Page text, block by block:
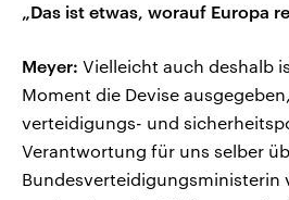
„Das ist etwas, worauf Europa
Meyer: Vielleicht auch deshalb
Moment die Devise
verteidigungs- und
Verantwortung für uns selber
Bundesverteidigungsministerin